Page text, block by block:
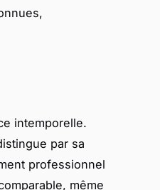
intemporelle.
par sa
professionnel
même